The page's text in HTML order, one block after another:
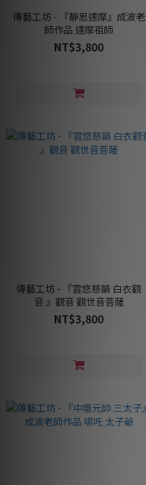
傳藝工坊 - 『靜思達摩』成波老
師作品 達摩祖師
NT$3,800
傳藝工坊 - 『雲悠慈韻 白衣觀
音 』觀音 觀世音菩薩
NT$3,800